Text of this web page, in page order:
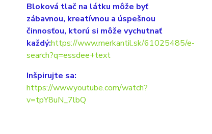
Bloková tlač na látku môže byť
zábavnou, kreatívnou a úspešnou
činnosťou, ktorú si môže vychutnať
každý:https://www.merkantil.sk/61025485/e-
search?q=essdee+text
Inšpirujte sa:
https://www.youtube.com/watch?
v=tpY8uN_7lbQ